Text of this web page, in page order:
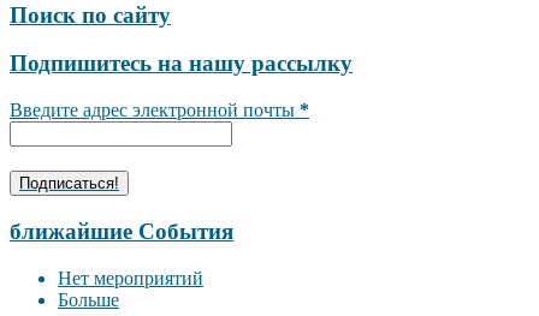
Поиск по сайту
Подпишитесь на нашу рассылку
Введите адрес электронной почты *
ближайшие События
Нет мероприятий
Больше